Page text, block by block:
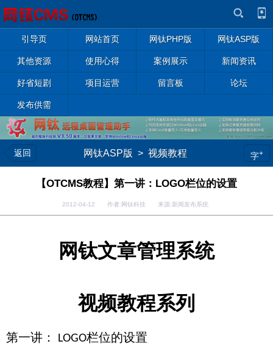
引导页 网站首页 网钛PHP版 网钛ASP版
其他资源 使用心得 案例展示 新闻资讯
好省短剧 项目运营 留言板 论坛
发布供需
返回 网钛ASP版 > 视频教程 字+
【OTCMS教程】第一讲：LOGO栏位的设置
2012-04-12 作者:网钛科技 来源:新闻发布系统
网钛文章管理系统
视频教程系列
第一讲： LOGO栏位的设置